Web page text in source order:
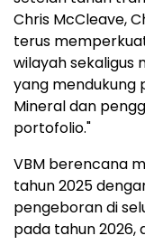
Chris McCleave,
terus
wilayah
yang mendukung
Mineral dan
portofolio."
VBM berencana
tahun 2025
pengeboran di
pada tahun 2026,